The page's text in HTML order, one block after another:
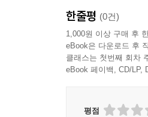
한줄평 (0건)
1,000원 이상 구매 후
eBook은 다운로드 후
클래스는 첫번째 회차
eBook 페이백, CD/LP,
평점